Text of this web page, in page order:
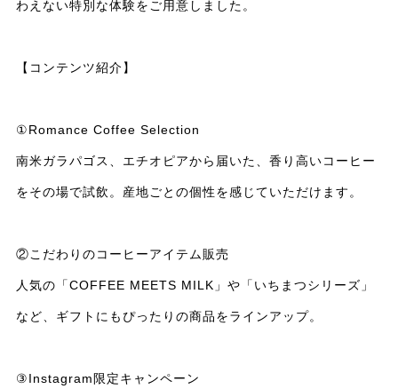
わえない特別な体験をご用意しました。
【コンテンツ紹介】
①Romance Coffee Selection
南米ガラパゴス、エチオピアから届いた、香り高いコーヒー
をその場で試飲。産地ごとの個性を感じていただけます。
②こだわりのコーヒーアイテム販売
人気の「COFFEE MEETS MILK」や「いちまつシリーズ」
など、ギフトにもぴったりの商品をラインアップ。
③Instagram限定キャンペーン